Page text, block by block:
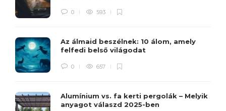
0 593
Az álmaid beszélnek: 10 álom, amely
felfedi belső világodat
0 657
Alumínium vs. fa kerti pergolák – Melyik
anyagot válaszd 2025-ben